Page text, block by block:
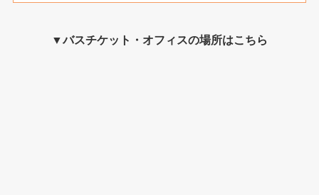
▼バスチケット・オフィスの場所はこちら